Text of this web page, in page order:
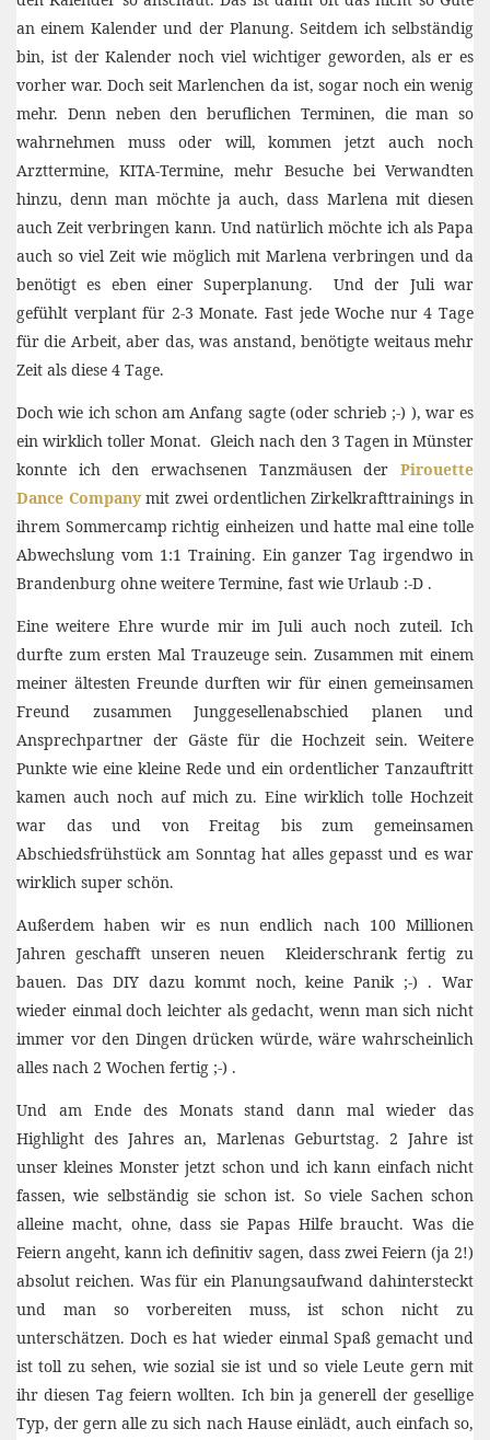
an einem Kalender und der Planung. Seitdem ich selbständig
bin, ist der Kalender noch viel wichtiger geworden, als er es
vorher war. Doch seit Marlenchen da ist, sogar noch ein wenig
mehr. Denn neben den beruflichen Terminen, die man so
wahrnehmen muss oder will, kommen jetzt auch noch
Arzttermine, KITA-Termine, mehr Besuche bei Verwandten
hinzu, denn man möchte ja auch, dass Marlena mit diesen
auch Zeit verbringen kann. Und natürlich möchte ich als Papa
auch so viel Zeit wie möglich mit Marlena verbringen und da
benötigt es eben einer Superplanung. Und der Juli war
gefühlt verplant für 2-3 Monate. Fast jede Woche nur 4 Tage
für die Arbeit, aber das, was anstand, benötigte weitaus mehr
Zeit als diese 4 Tage.
Doch wie ich schon am Anfang sagte (oder schrieb ;-) ), war es
ein wirklich toller Monat. Gleich nach den 3 Tagen in Münster
konnte ich den erwachsenen Tanzmäusen der Pirouette
Dance Companymit zwei ordentlichen Zirkelkrafttrainings in
ihrem Sommercamp richtig einheizen und hatte mal eine tolle
Abwechslung vom 1:1 Training. Ein ganzer Tag irgendwo in
Brandenburg ohne weitere Termine, fast wie Urlaub :-D .
Eine weitere Ehre wurde mir im Juli auch noch zuteil. Ich
durfte zum ersten Mal Trauzeuge sein. Zusammen mit einem
meiner ältesten Freunde durften wir für einen gemeinsamen
Freund zusammen Junggesellenabschied planen und
Ansprechpartner der Gäste für die Hochzeit sein. Weitere
Punkte wie eine kleine Rede und ein ordentlicher Tanzauftritt
kamen auch noch auf mich zu. Eine wirklich tolle Hochzeit
war das und von Freitag bis zum gemeinsamen
Abschiedsfrühstück am Sonntag hat alles gepasst und es war
wirklich super schön.
Außerdem haben wir es nun endlich nach 100 Millionen
Jahren geschafft unseren neuen Kleiderschrank fertig zu
bauen. Das DIY dazu kommt noch, keine Panik ;-) . War
wieder einmal doch leichter als gedacht, wenn man sich nicht
immer vor den Dingen drücken würde, wäre wahrscheinlich
alles nach 2 Wochen fertig ;-) .
Und am Ende des Monats stand dann mal wieder das
Highlight des Jahres an, Marlenas Geburtstag. 2 Jahre ist
unser kleines Monster jetzt schon und ich kann einfach nicht
fassen, wie selbständig sie schon ist. So viele Sachen schon
alleine macht, ohne, dass sie Papas Hilfe braucht. Was die
Feiern angeht, kann ich definitiv sagen, dass zwei Feiern (ja 2!)
absolut reichen. Was für ein Planungsaufwand dahintersteckt
und man so vorbereiten muss, ist schon nicht zu
unterschätzen. Doch es hat wieder einmal Spaß gemacht und
ist toll zu sehen, wie sozial sie ist und so viele Leute gern mit
ihr diesen Tag feiern wollten. Ich bin ja generell der gesellige
Typ, der gern alle zu sich nach Hause einlädt, auch einfach so,